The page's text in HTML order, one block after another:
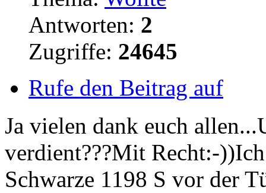
Antworten: 2
Zugriffe: 24645
Rufe den Beitrag auf
Ja vielen dank euch
verdient???Mit Recht:-
Schwarze 1198 S vor der